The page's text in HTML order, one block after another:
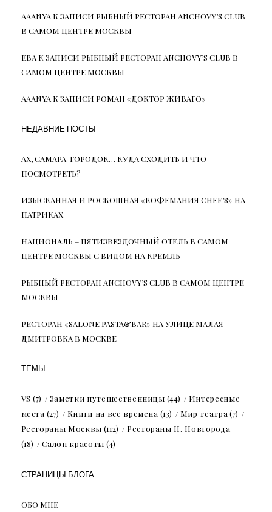
AAANYAК ЗАПИСИ РЫБНЫЙ РЕСТОРАН ANCHOVY’S CLUB
В САМОМ ЦЕНТРЕ МОСКВЫ
ЕВАК ЗАПИСИ РЫБНЫЙ РЕСТОРАН ANCHOVY’S CLUB В
САМОМ ЦЕНТРЕ МОСКВЫ
AAANYAК ЗАПИСИ РОМАН «ДОКТОР ЖИВАГО»
НЕДАВНИЕ ПОСТЫ
АХ, САМАРА-ГОРОДОК… КУДА СХОДИТЬ И ЧТО
ПОСМОТРЕТЬ?
ИЗЫСКАННАЯ И РОСКОШНАЯ «КОФЕМАНИЯ CHEF’S» НА
ПАТРИКАХ
НАЦИОНАЛЬ – ПЯТИЗВЕЗДОЧНЫЙ ОТЕЛЬ В САМОМ
ЦЕНТРЕ МОСКВЫ С ВИДОМ НА КРЕМЛЬ
РЫБНЫЙ РЕСТОРАН ANCHOVY’S CLUB В САМОМ ЦЕНТРЕ
МОСКВЫ
РЕСТОРАН «SALONE PASTA&BAR» НА УЛИЦЕ МАЛАЯ
ДМИТРОВКА В МОСКВЕ
ТЕМЫ
VS (7) Заметки путешественницы (44)
Интересные
места (27) Книги на все времена (13) Мир театра (7)
Рестораны Москвы (112)
Рестораны Н. Новгорода
(18)
Салон красоты (4)
СТРАНИЦЫ БЛОГА
ОБО МНЕ